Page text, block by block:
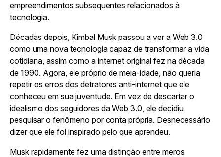
empreendimentos subsequentes relacionados à
tecnologia.
Décadas depois, Kimbal Musk passou a ver a Web 3.0
como uma nova tecnologia capaz de transformar a vida
cotidiana, assim como a internet original fez na década
de 1990. Agora, ele próprio de meia-idade, não queria
repetir os erros dos detratores anti-internet que ele
conheceu em sua juventude. Em vez de descartar o
idealismo dos seguidores da Web 3.0, ele decidiu
pesquisar o fenômeno por conta própria. Desnecessário
dizer que ele foi inspirado pelo que aprendeu.
Musk rapidamente fez uma distinção entre meros